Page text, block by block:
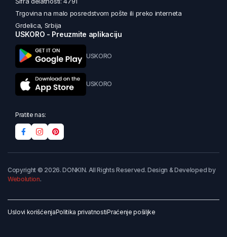
Trgovina na malo posredstvom pošte ili preko interneta
Grdelica, Srbija
USKORO - Preuzmite aplikaciju
USKORO
USKORO
Pratite nas:
Copyright © 2026. DONKIN. All Rights Reserved. Design & Developed by
Webolution.
Uslovi korišćenjaPolitika privatnostiPraćenje pošiljke